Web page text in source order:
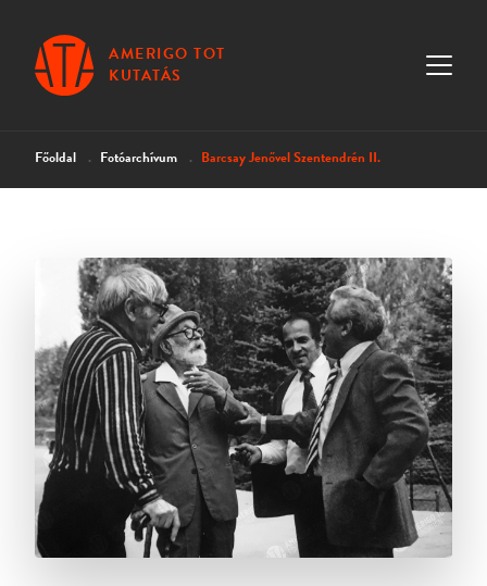
AMERIGO TOT
KUTATÁS
Főoldal Fotóarchívum Barcsay Jenővel Szentendrén II.